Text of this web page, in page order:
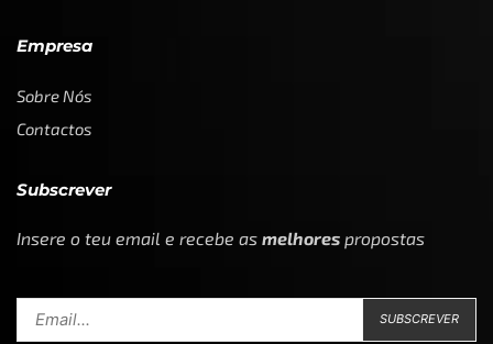
Empresa
Sobre Nós
Contactos
Subscrever
Insere o teu email e recebe as melhores propostas